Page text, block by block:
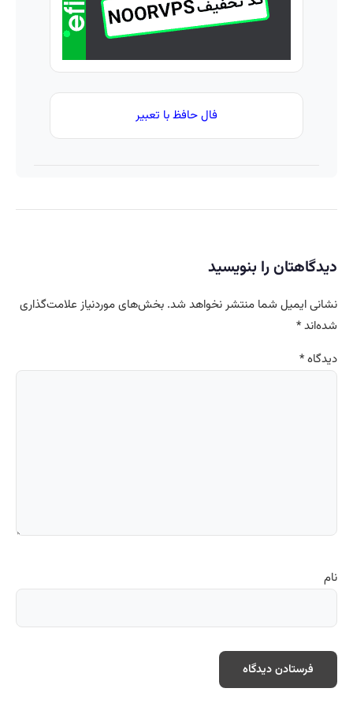
فال حافظ با تعبیر
دیدگاهتان را بنویسید
نشانی ایمیل شما منتشر نخواهد شد. بخش‌های موردنیاز علامت‌گذاری
شده‌اند*
دیدگاه*
نام